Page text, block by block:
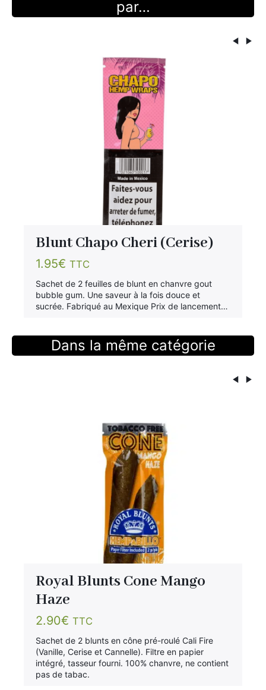
par…
Blunt Chapo Cheri (Cerise)
1.95€ TTC
Sachet de 2 feuilles de blunt en chanvre gout
bubble gum. Une saveur à la fois douce et
sucrée. Fabriqué au Mexique Prix de lancement…
Dans la même catégorie
Royal Blunts Cone Mango
Haze
2.90€ TTC
Sachet de 2 blunts en cône pré-roulé Cali Fire
(Vanille, Cerise et Cannelle). Filtre en papier
intégré, tasseur fourni. 100% chanvre, ne contient
pas de tabac.
×